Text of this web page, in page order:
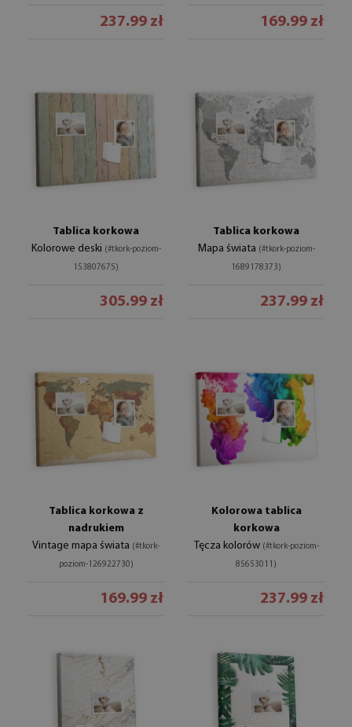
237.99 zł 169.99 zł
Tablica korkowa
Kolorowe deski (#tkork-poziom-
153807675)
305.99 zł
Tablica korkowa
Mapa świata (#tkork-poziom-
1689178373)
237.99 zł
Tablica korkowa z
nadrukiem
Vintage mapa świata (#tkork-
poziom-126922730)
169.99 zł
Kolorowa tablica
korkowa
Tęcza kolorów (#tkork-poziom-
85653011)
237.99 zł